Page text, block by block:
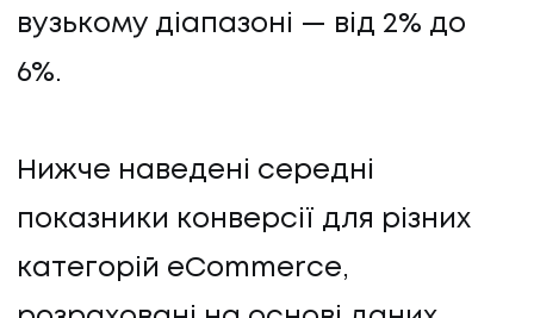
вузькому діапазоні — від 2% до
6%.
Нижче наведені середні
показники конверсії для різних
категорій eCommerce,
ПОСЛУГИ
КЕЙСИ
КЕЙСИ
ПРО НАС